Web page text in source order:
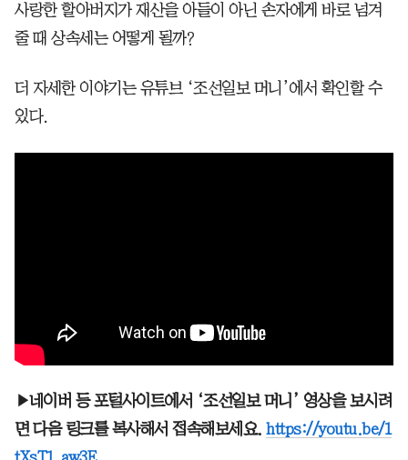
사랑한 할아버지가 재산을 아들이 아닌 손자에게 바로 넘겨
줄 때 상속세는 어떻게 될까?
더 자세한 이야기는 유튜브 ‘조선일보 머니’에서 확인할 수
있다.
▶네이버 등 포털사이트에서 ‘조선일보 머니’ 영상을 보시려
면 다음 링크를 복사해서 접속해보세요. https://youtu.be/1